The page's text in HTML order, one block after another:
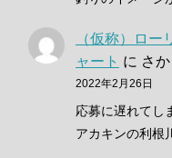
（仮称）ロ
ャート に さ
2022年2月26日
応募に遅れてし
アカキンの利根